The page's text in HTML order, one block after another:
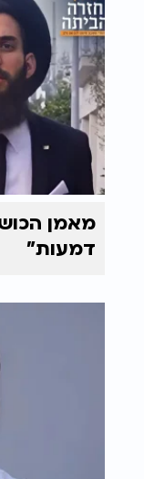
מאמן
דמעות"